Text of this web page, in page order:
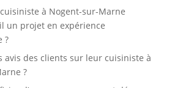
à Nogent-sur-Marne
un projet en expérience
?
avis des clients sur leur cuisiniste à
?